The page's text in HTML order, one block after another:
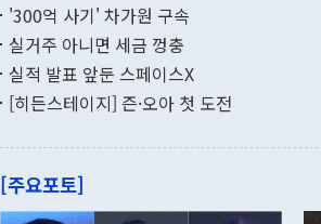
"우리의 선
관은 업무
이 9월 러시
기록했지만
로 전환됐다.
는 배당수입
였던 올해 3
'300억 사기' 차가원 구속
실거주 아니면 세금 껑충
실적 발표 앞둔 스페이스X
[히든스테이지] 즌·오아 첫 도전
[주요포토]